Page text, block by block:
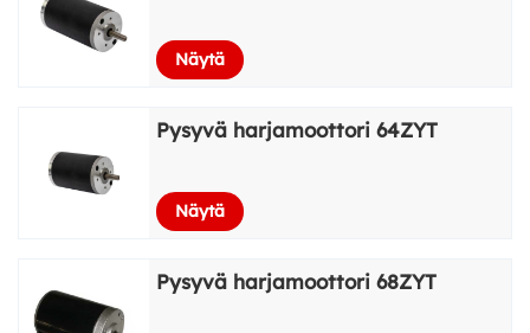
Näytä
Pysyvä harjamoottori 64ZYT
Näytä
Pysyvä harjamoottori 68ZYT